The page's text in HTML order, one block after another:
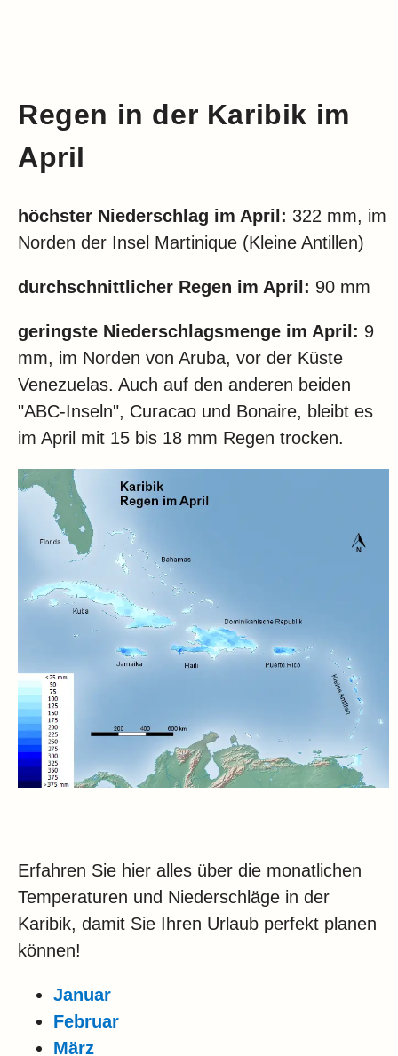
Regen in der Karibik im
April
höchster Niederschlag im April: 322 mm, im
Norden der Insel Martinique (Kleine Antillen)
durchschnittlicher Regen im April: 90 mm
geringste Niederschlagsmenge im April: 9
mm, im Norden von Aruba, vor der Küste
Venezuelas. Auch auf den anderen beiden
"ABC-Inseln", Curacao und Bonaire, bleibt es
im April mit 15 bis 18 mm Regen trocken.
Erfahren Sie hier alles über die monatlichen
Temperaturen und Niederschläge in der
Karibik, damit Sie Ihren Urlaub perfekt planen
können!
Januar
Februar
März